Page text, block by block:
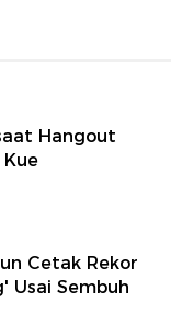
Hangout
Cetak Rekor
Usai Sembuh